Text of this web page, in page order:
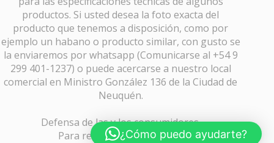
productos. Si usted desea la foto exacta del
producto que tenemos a disposición, como por
ejemplo un habano o producto similar, con gusto se
la enviaremos por whatsapp (Comunicarse al +54 9
299 401-1237) o puede acercarse a nuestro local
comercial en Ministro González 136 de la Ciudad de
Neuquén.
Defensa de las y los consumidores.
Para reclamosingrese aquí
¿Cómo puedo ayudarte?